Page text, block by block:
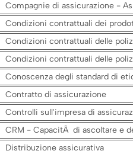
Compagnie di assicurazione -
Condizioni contrattuali dei
Condizioni contrattuali delle
Condizioni contrattuali delle
Conoscenza degli standard di
Contratto di assicurazione
Controlli sull'impresa di
CRM - CapacitÃ di ascoltare e
Distribuzione assicurativa